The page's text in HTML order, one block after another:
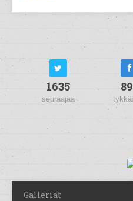
1635
seuraajaa
Galleriat